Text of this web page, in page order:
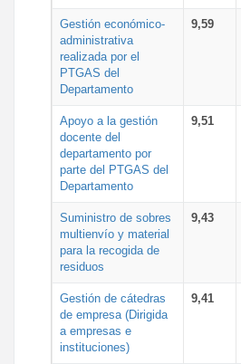
Gestión económico-
administrativa
realizada por el
PTGAS del
Departamento
9,59
Apoyo a la gestión
docente del
departamento por
parte del PTGAS del
Departamento
9,51
Suministro de sobres
multienvío y material
para la recogida de
residuos
9,43
Gestión de cátedras
de empresa (Dirigida
a empresas e
instituciones)
9,41